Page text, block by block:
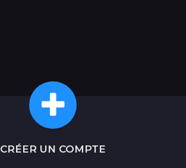
CRÉER UN COMPTE